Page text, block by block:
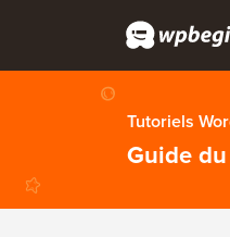
Tutoriels
Guide